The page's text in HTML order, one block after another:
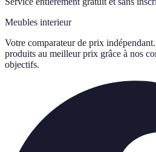
Meubles interieur
Votre comparateur de prix
produits au meilleur prix grâce à nos
objectifs.